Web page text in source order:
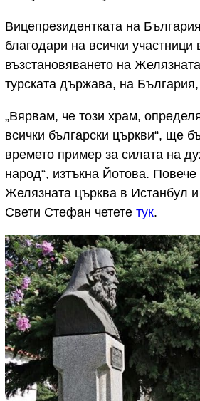
Вицепрезидентката на
благодари на всички участници
възстановяването на
турската държава, на
„Вярвам, че този храм,
всички български църкви“, ще
времето пример за силата на
народ“, изтъкна Йотова. Повече
Желязната църква в Истанбул
Свети Стефан четете тук.